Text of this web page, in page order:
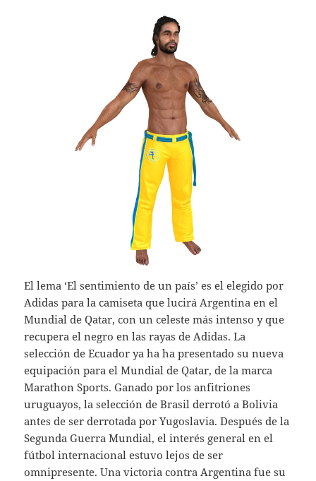
El lema ‘El sentimiento de un país’ es el elegido por
Adidas para la camiseta que lucirá Argentina en el
Mundial de Qatar, con un celeste más intenso y que
recupera el negro en las rayas de Adidas. La
selección de Ecuador ya ha ha presentado su nueva
equipación para el Mundial de Qatar, de la marca
Marathon Sports. Ganado por los anfitriones
uruguayos, la selección de Brasil derrotó a Bolivia
antes de ser derrotada por Yugoslavia. Después de la
Segunda Guerra Mundial, el interés general en el
fútbol internacional estuvo lejos de ser
omnipresente. Una victoria contra Argentina fue su